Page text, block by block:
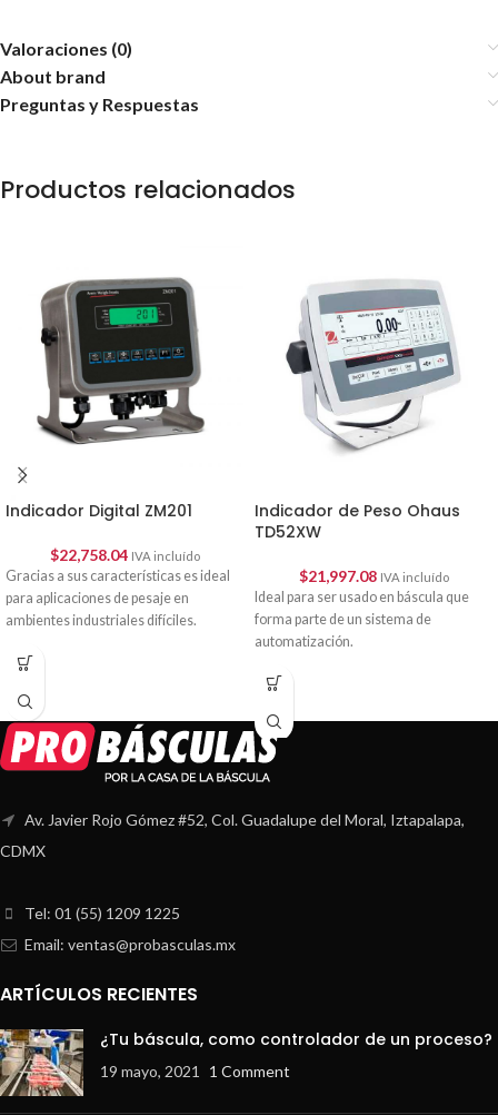
Valoraciones (0)
About brand
Preguntas y Respuestas
Productos relacionados
Indicador Digital ZM201
$22,758.04 IVA incluído
Gracias a sus características es ideal
para aplicaciones de pesaje en
ambientes industriales difíciles.
Indicador de Peso Ohaus
TD52XW
$21,997.08 IVA incluído
Ideal para ser usado en báscula que
forma parte de un sistema de
automatización.
Av. Javier Rojo Gómez #52, Col. Guadalupe del Moral, Iztapalapa,
CDMX
Tel: 01 (55) 1209 1225
Email: ventas@probasculas.mx
ARTÍCULOS RECIENTES
¿Tu báscula, como controlador de un proceso?
19 mayo, 2021 1 Comment